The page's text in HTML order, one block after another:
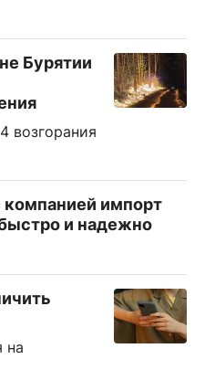
Бурятии
возгорания
компанией импорт
и надежно
на